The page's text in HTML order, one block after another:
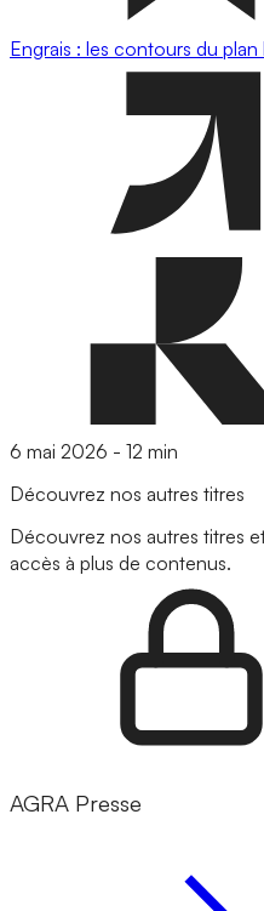
Engrais : les contours du plan
6 mai 2026 - 12 min
Découvrez nos autres titres
Découvrez nos autres titres
accès à plus de contenus.
AGRA Presse